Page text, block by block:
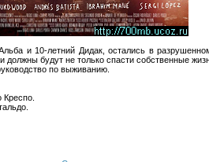
и 10-летний Дидак, остались в
будут не только спасти собственные
по выживанию.